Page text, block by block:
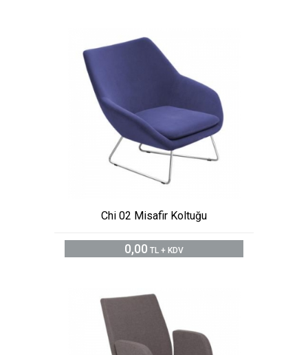
Chi 02 Misafir Koltuğu
0,00 TL + KDV